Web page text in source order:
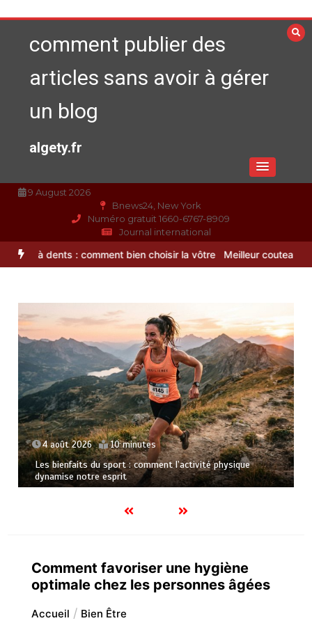
au
contenucomment publier des
articles sans avoir à gérer
un blog
algety.fr
9 August 2026
Bnews24, New York
Numéro gratuit 1660-6767-8909
Journal international
: comment bien choisir la vôtre Meilleur couteaux de cuisine
4 août 2026 15 minutes
Quelles sont les entreprises de Massage à Arcachon les
mieux équipées techniquement ?
Comment favoriser une hygiène
optimale chez les personnes âgées
Accueil Bien Être